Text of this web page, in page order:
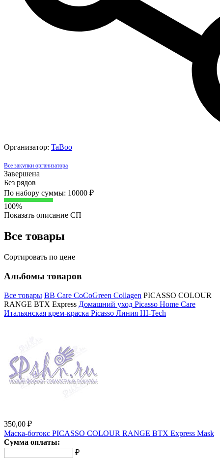
Организатор: TaBoo
Все закупки организатора
Завершена
Без рядов
По набору суммы: 10000 ₽
100%
Показать описание СП
Все товары
Сортировать по цене
Альбомы товаров
Все товары BB Care CoCoGreen Collagen PICASSO COLOUR
RANGE BTX Express Домашний уход Picasso Home Care
Итальянская крем-краска Picasso Линия HI-Tech
350,00 ₽
Маска-ботокс PICASSO COLOUR RANGE BTX Express Mask
Сумма оплаты:
₽